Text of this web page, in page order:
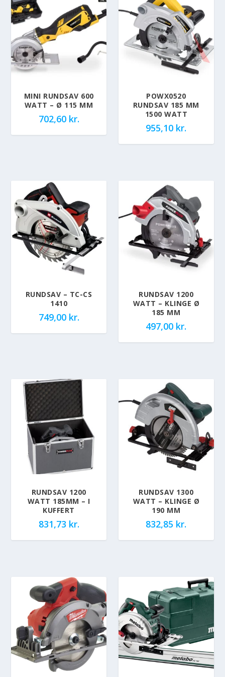
MINI RUNDSAV 600
WATT – Ø 115 MM
702,60 kr.
POWX0520
RUNDSAV 185 MM
1500 WATT
955,10 kr.
RUNDSAV – TC-CS
1410
749,00 kr.
RUNDSAV 1200
WATT – KLINGE Ø
185 MM
497,00 kr.
RUNDSAV 1200
WATT 185MM – I
KUFFERT
831,73 kr.
RUNDSAV 1300
WATT – KLINGE Ø
190 MM
832,85 kr.